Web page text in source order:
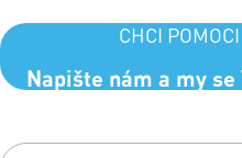
CHCI
Napište nám a my